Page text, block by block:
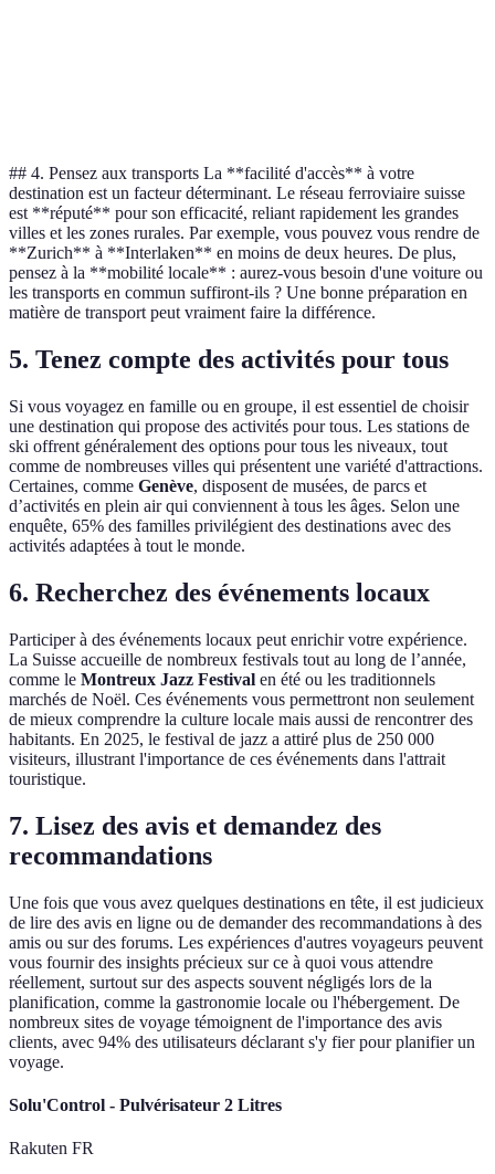
## 4. Pensez aux transports La **facilité d'accès** à votre
destination est un facteur déterminant. Le réseau ferroviaire suisse
est **réputé** pour son efficacité, reliant rapidement les grandes
villes et les zones rurales. Par exemple, vous pouvez vous rendre de
**Zurich** à **Interlaken** en moins de deux heures. De plus,
pensez à la **mobilité locale** : aurez-vous besoin d'une voiture ou
les transports en commun suffiront-ils ? Une bonne préparation en
matière de transport peut vraiment faire la différence.
5. Tenez compte des activités pour tous
Si vous voyagez en famille ou en groupe, il est essentiel de choisir
une destination qui propose des activités pour tous. Les stations de
ski offrent généralement des options pour tous les niveaux, tout
comme de nombreuses villes qui présentent une variété d'attractions.
Certaines, comme Genève, disposent de musées, de parcs et
d’activités en plein air qui conviennent à tous les âges. Selon une
enquête, 65% des familles privilégient des destinations avec des
activités adaptées à tout le monde.
6. Recherchez des événements locaux
Participer à des événements locaux peut enrichir votre expérience.
La Suisse accueille de nombreux festivals tout au long de l’année,
comme le Montreux Jazz Festival en été ou les traditionnels
marchés de Noël. Ces événements vous permettront non seulement
de mieux comprendre la culture locale mais aussi de rencontrer des
habitants. En 2025, le festival de jazz a attiré plus de 250 000
visiteurs, illustrant l'importance de ces événements dans l'attrait
touristique.
7. Lisez des avis et demandez des
recommandations
Une fois que vous avez quelques destinations en tête, il est judicieux
de lire des avis en ligne ou de demander des recommandations à des
amis ou sur des forums. Les expériences d'autres voyageurs peuvent
vous fournir des insights précieux sur ce à quoi vous attendre
réellement, surtout sur des aspects souvent négligés lors de la
planification, comme la gastronomie locale ou l'hébergement. De
nombreux sites de voyage témoignent de l'importance des avis
clients, avec 94% des utilisateurs déclarant s'y fier pour planifier un
voyage.
Solu'Control - Pulvérisateur 2 Litres
Rakuten FR